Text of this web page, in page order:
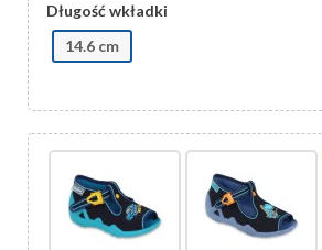
Długość wkładki
14.6 cm